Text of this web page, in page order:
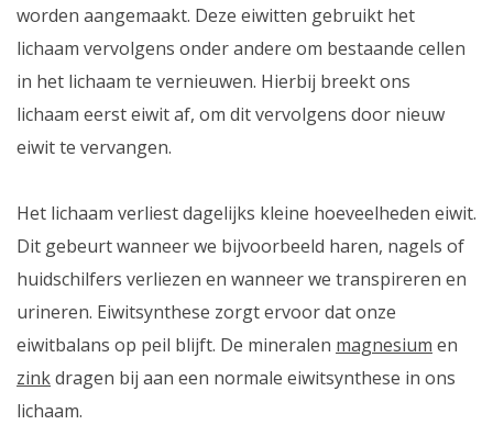
worden aangemaakt. Deze eiwitten gebruikt het
lichaam vervolgens onder andere om bestaande cellen
in het lichaam te vernieuwen. Hierbij breekt ons
lichaam eerst eiwit af, om dit vervolgens door nieuw
eiwit te vervangen.
Het lichaam verliest dagelijks kleine hoeveelheden eiwit.
Dit gebeurt wanneer we bijvoorbeeld haren, nagels of
huidschilfers verliezen en wanneer we transpireren en
urineren. Eiwitsynthese zorgt ervoor dat onze
eiwitbalans op peil blijft. De mineralen magnesium en
zinkdragen bij aan een normale eiwitsynthese in ons
lichaam.